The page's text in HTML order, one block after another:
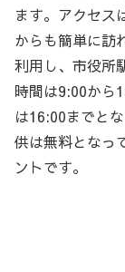
ます。アクセス
からも簡単に訪
利用し、市役所
時間は9:00から
は16:00までと
供は無料となっ
ントです。